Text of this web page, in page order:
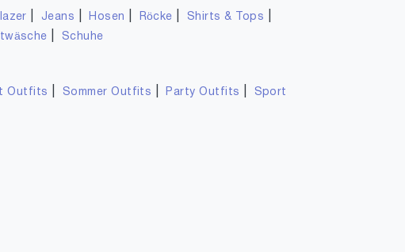
Jeans Hosen Röcke Shirts & Tops
Schuhe
Outfits Sommer Outfits Party Outfits
Sport